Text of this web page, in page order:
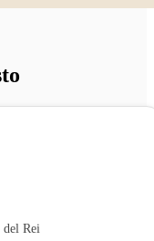
del Rei